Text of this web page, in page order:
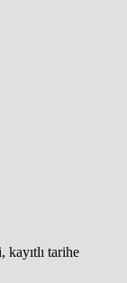
kayıtlı tarihe